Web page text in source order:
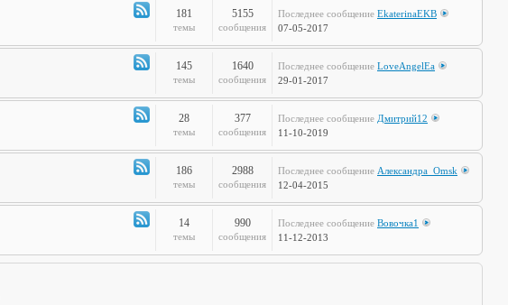
Канал
-
Time2Burn
181
темы
5155
сообщения
Последнее сообщение EkaterinaEKB
07-05-2017
Канал
-
Галопом
145
темы
1640
сообщения
Последнее сообщение LoveAngelEa
29-01-2017
Канал
-
Стальная
28
темы
377
сообщения
Последнее сообщение Дмитрий12
11-10-2019
Канал
-
186
темы
2988
сообщения
Последнее сообщение Александра_Omsk
12-04-2015
Канал
-
14
темы
990
сообщения
Последнее сообщение Вовочка1
11-12-2013